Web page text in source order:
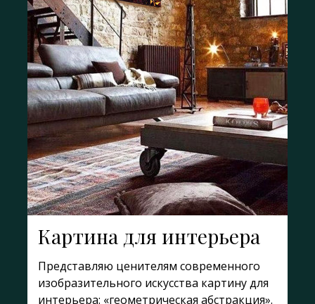
Картина для интерьера
Представляю ценителям современного
изобразительного искусства картину для
интерьера: «геометрическая абстракция».